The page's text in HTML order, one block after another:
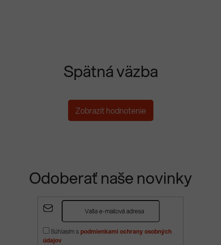
Spätná väzba
Zobrazit hodnotenie
Odoberať naše novinky
Súhlasím spodmienkami ochrany osobných
údajov